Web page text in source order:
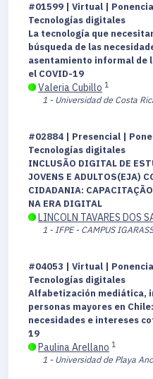
#01599 | Virtual |
Tecnologías digitales
La tecnología que
búsqueda de las
asentamiento informal de
el COVID-19
Valeria Cubillo 1
1 - Universidad de Costa
#02884 | Presencial |
Tecnologías digitales
INCLUSÃO DIGITAL DE
JOVENS E ADULTOS(EJA)
CIDADANIA:
NA ERA DIGITAL
LINCOLN TAVARES DOS
1 - IFPE - CAMPUS
#04053 | Virtual |
Tecnologías digitales
Alfabetización mediática,
personas mayores en
necesidades e intereses
19
Paulina Arellano 1
1 - Universidad de Playa